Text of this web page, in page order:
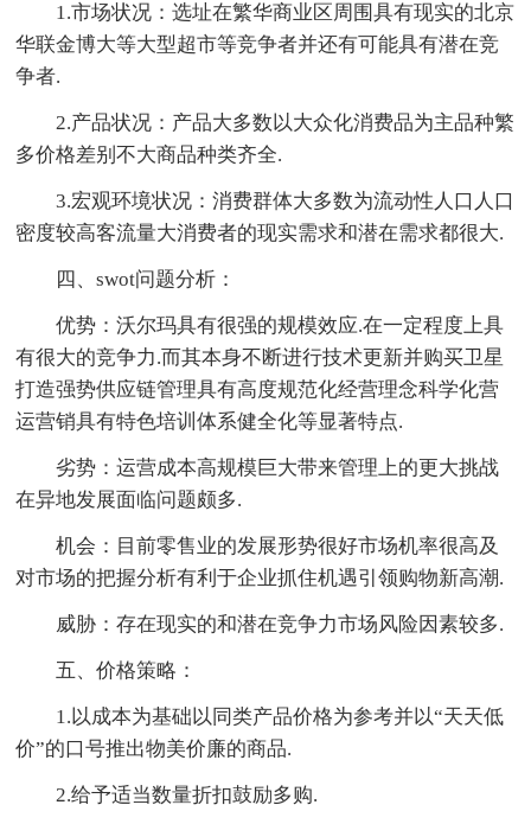
1.市场状况：选址在繁华商业区周围具有现实的北京
华联金博大等大型超市等竞争者并还有可能具有潜在竞
争者.
2.产品状况：产品大多数以大众化消费品为主品种繁
多价格差别不大商品种类齐全.
3.宏观环境状况：消费群体大多数为流动性人口人口
密度较高客流量大消费者的现实需求和潜在需求都很大.
四、swot问题分析：
优势：沃尔玛具有很强的规模效应.在一定程度上具
有很大的竞争力.而其本身不断进行技术更新并购买卫星
打造强势供应链管理具有高度规范化经营理念科学化营
运营销具有特色培训体系健全化等显著特点.
劣势：运营成本高规模巨大带来管理上的更大挑战
在异地发展面临问题颇多.
机会：目前零售业的发展形势很好市场机率很高及
对市场的把握分析有利于企业抓住机遇引领购物新高潮.
威胁：存在现实的和潜在竞争力市场风险因素较多.
五、价格策略：
1.以成本为基础以同类产品价格为参考并以“天天低
价”的口号推出物美价廉的商品.
2.给予适当数量折扣鼓励多购.